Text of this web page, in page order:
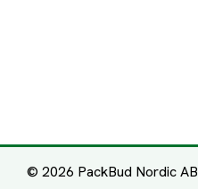
© 2026 PackBud Nordic AB